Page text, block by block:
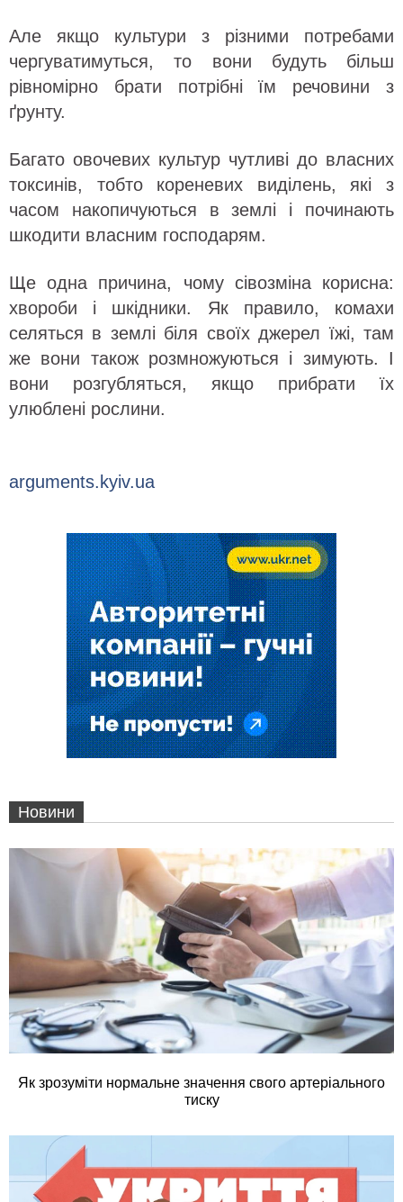
Але якщо культури з різними потребами
чергуватимуться, то вони будуть більш
рівномірно брати потрібні їм речовини з
ґрунту.
Багато овочевих культур чутливі до власних
токсинів, тобто кореневих виділень, які з
часом накопичуються в землі і починають
шкодити власним господарям.
Ще одна причина, чому сівозміна корисна:
хвороби і шкідники. Як правило, комахи
селяться в землі біля своїх джерел їжі, там
же вони також розмножуються і зимують. І
вони розгубляться, якщо прибрати їх
улюблені рослини.
arguments.kyiv.ua
Новини
Як зрозуміти нормальне значення свого артеріального
тиску